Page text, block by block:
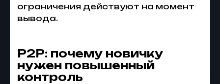
ограничения действуют на момент
вывода.
P2P: почему новичку
нужен повышенный
контроль